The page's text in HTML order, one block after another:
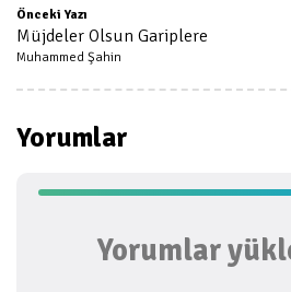
Önceki Yazı
Müjdeler Olsun Gariplere
Muhammed Şahin
Yorumlar
Yorumlar